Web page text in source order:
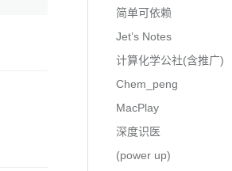
简单可依赖
Jet’s Notes
计算化学公社(含推广)
Chem_peng
MacPlay
深度识医
(power up)